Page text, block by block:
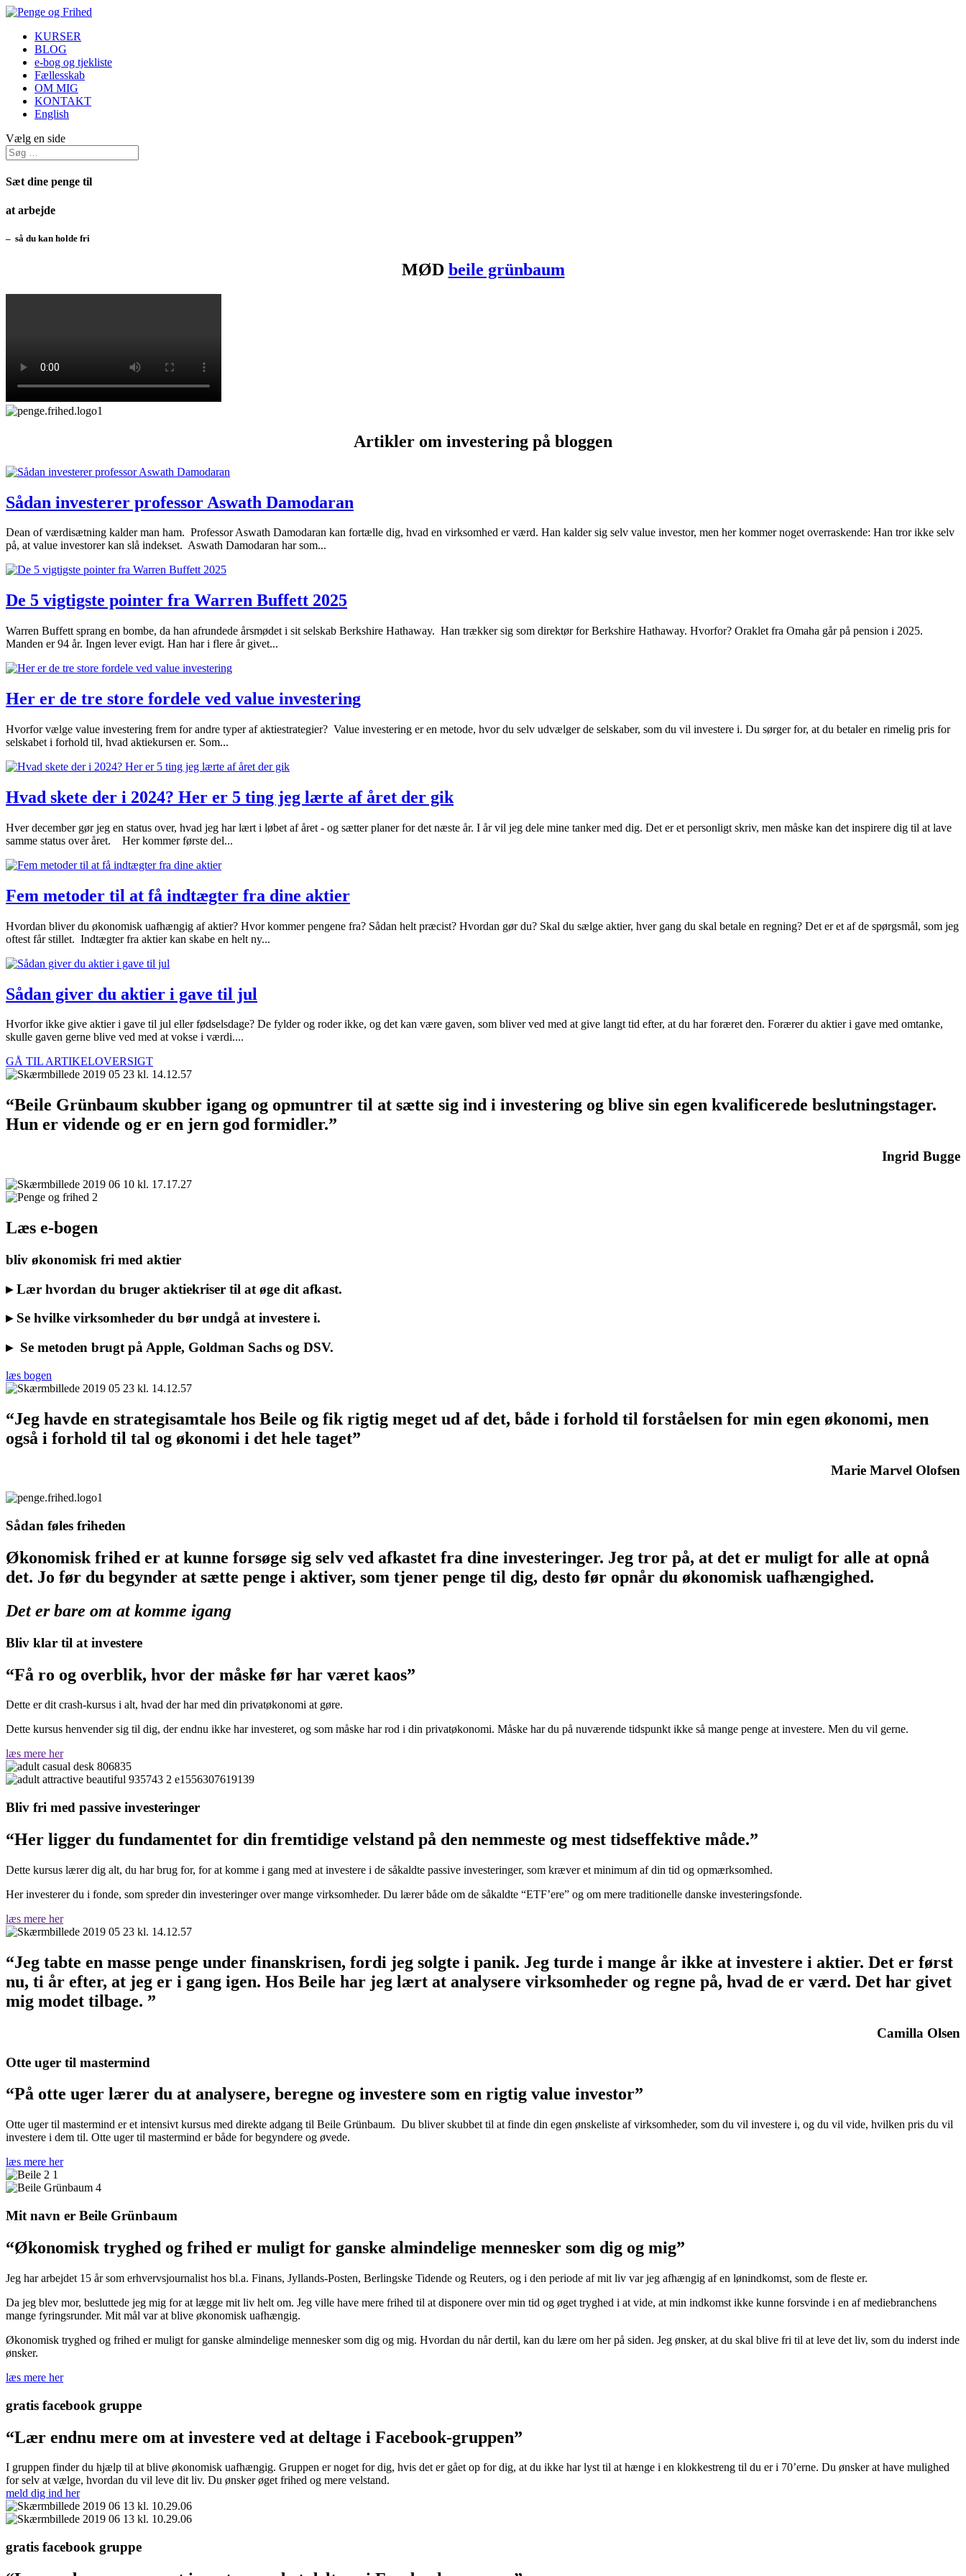
KURSER
BLOG
e-bog og tjekliste
Fællesskab
OM MIG
KONTAKT
English
Vælg en side
Sæt dine penge til
at arbejde
– så du kan holde fri
MØD beile grünbaum
Artikler om investering på bloggen
Sådan investerer professor Aswath Damodaran
Dean of værdisætning kalder man ham. Professor Aswath Damodaran kan fortælle dig, hvad en virksomhed er værd. Han kalder sig selv value investor, men her kommer noget overraskende: Han tror ikke selv
på, at value investorer kan slå indekset. Aswath Damodaran har som...
De 5 vigtigste pointer fra Warren Buffett 2025
Warren Buffett sprang en bombe, da han afrundede årsmødet i sit selskab Berkshire Hathaway. Han trækker sig som direktør for Berkshire Hathaway. Hvorfor? Oraklet fra Omaha går på pension i 2025.
Manden er 94 år. Ingen lever evigt. Han har i flere år givet...
Her er de tre store fordele ved value investering
Hvorfor vælge value investering frem for andre typer af aktiestrategier? Value investering er en metode, hvor du selv udvælger de selskaber, som du vil investere i. Du sørger for, at du betaler en rimelig pris for
selskabet i forhold til, hvad aktiekursen er. Som...
Hvad skete der i 2024? Her er 5 ting jeg lærte af året der gik
Hver december gør jeg en status over, hvad jeg har lært i løbet af året - og sætter planer for det næste år. I år vil jeg dele mine tanker med dig. Det er et personligt skriv, men måske kan det inspirere dig til at lave
samme status over året. Her kommer første del...
Fem metoder til at få indtægter fra dine aktier
Hvordan bliver du økonomisk uafhængig af aktier? Hvor kommer pengene fra? Sådan helt præcist? Hvordan gør du? Skal du sælge aktier, hver gang du skal betale en regning? Det er et af de spørgsmål, som jeg
oftest får stillet. Indtægter fra aktier kan skabe en helt ny...
Sådan giver du aktier i gave til jul
Hvorfor ikke give aktier i gave til jul eller fødselsdage? De fylder og roder ikke, og det kan være gaven, som bliver ved med at give langt tid efter, at du har foræret den. Forærer du aktier i gave med omtanke,
skulle gaven gerne blive ved med at vokse i værdi....
GÅ TIL ARTIKELOVERSIGT
“Beile Grünbaum skubber igang og opmuntrer til at sætte sig ind i investering og blive sin egen kvalificerede beslutningstager.
Hun er vidende og er en jern god formidler.”
Ingrid Bugge
Læs e-bogen
bliv økonomisk fri med aktier
▸Lær hvordan du bruger aktiekriser til at øge dit afkast.
▸ Se hvilke virksomheder du bør undgå at investere i.
▸ Se metoden brugt på Apple, Goldman Sachs og DSV.
læs bogen
“Jeg havde en strategisamtale hos Beile og fik rigtig meget ud af det, både i forhold til forståelsen for min egen økonomi, men
også i forhold til tal og økonomi i det hele taget”
Marie Marvel Olofsen
Sådan føles friheden
Økonomisk frihed er at kunne forsøge sig selv ved afkastet fra dine investeringer. Jeg tror på, at det er muligt for alle at opnå
det. Jo før du begynder at sætte penge i aktiver, som tjener penge til dig, desto før opnår du økonomisk uafhængighed.
Det er bare om at komme igang
Bliv klar til at investere
“Få ro og overblik, hvor der måske før har været kaos”
Dette er dit crash-kursus i alt, hvad der har med din privatøkonomi at gøre.
Dette kursus henvender sig til dig, der endnu ikke har investeret, og som måske har rod i din privatøkonomi. Måske har du på nuværende tidspunkt ikke så mange penge at investere. Men du vil gerne.
læs mere her
Bliv fri med passive investeringer
“Her ligger du fundamentet for din fremtidige velstand på den nemmeste og mest tidseffektive måde.”
Dette kursus lærer dig alt, du har brug for, for at komme i gang med at investere i de såkaldte passive investeringer, som kræver et minimum af din tid og opmærksomhed.
Her investerer du i fonde, som spreder din investeringer over mange virksomheder. Du lærer både om de såkaldte “ETF’ere” og om mere traditionelle danske investeringsfonde.
læs mere her
“Jeg tabte en masse penge under finanskrisen, fordi jeg solgte i panik. Jeg turde i mange år ikke at investere i aktier. Det er først
nu, ti år efter, at jeg er i gang igen. Hos Beile har jeg lært at analysere virksomheder og regne på, hvad de er værd. Det har givet
mig modet tilbage. ”
Camilla Olsen
Otte uger til mastermind
“På otte uger lærer du at analysere, beregne og investere som en rigtig value investor”
Otte uger til mastermind er et intensivt kursus med direkte adgang til Beile Grünbaum. Du bliver skubbet til at finde din egen ønskeliste af virksomheder, som du vil investere i, og du vil vide, hvilken pris du vil
investere i dem til. Otte uger til mastermind er både for begyndere og øvede.
læs mere her
Mit navn er Beile Grünbaum
“Økonomisk tryghed og frihed er muligt for ganske almindelige mennesker som dig og mig”
Jeg har arbejdet 15 år som erhvervsjournalist hos bl.a. Finans, Jyllands-Posten, Berlingske Tidende og Reuters, og i den periode af mit liv var jeg afhængig af en lønindkomst, som de fleste er.
Da jeg blev mor, besluttede jeg mig for at lægge mit liv helt om. Jeg ville have mere frihed til at disponere over min tid og øget tryghed i at vide, at min indkomst ikke kunne forsvinde i en af mediebranchens
mange fyringsrunder. Mit mål var at blive økonomisk uafhængig.
Økonomisk tryghed og frihed er muligt for ganske almindelige mennesker som dig og mig. Hvordan du når dertil, kan du lære om her på siden. Jeg ønsker, at du skal blive fri til at leve det liv, som du inderst inde
ønsker.
læs mere her
gratis facebook gruppe
“Lær endnu mere om at investere ved at deltage i Facebook-gruppen”
I gruppen finder du hjælp til at blive økonomisk uafhængig. Gruppen er noget for dig, hvis det er gået op for dig, at du ikke har lyst til at hænge i en klokkestreng til du er i 70’erne. Du ønsker at have mulighed
for selv at vælge, hvordan du vil leve dit liv. Du ønsker øget frihed og mere velstand.
meld dig ind her
gratis facebook gruppe